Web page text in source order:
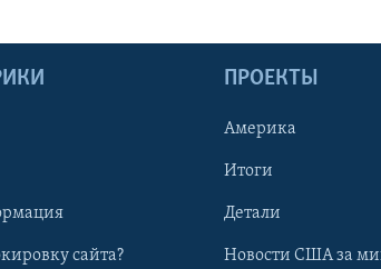
сайта?
ПРОЕКТЫ
Америка
Итоги
Детали
Новости США за